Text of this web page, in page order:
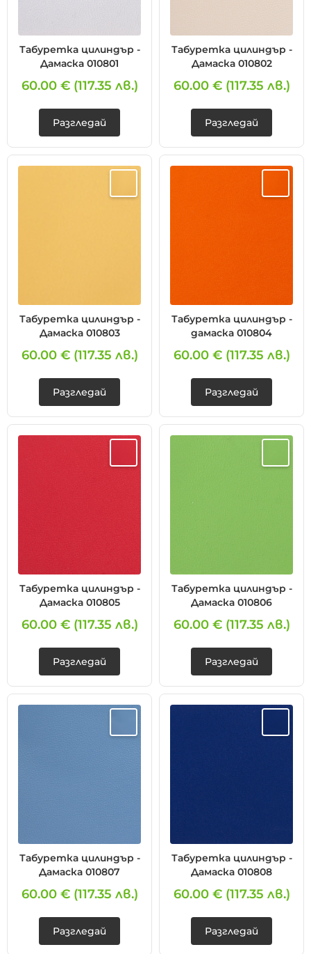
Табуретка цилиндър -
Дамаска 010801
60.00 € (117.35 лв.)
Разгледай
Табуретка цилиндър -
Дамаска 010802
60.00 € (117.35 лв.)
Разгледай
Табуретка цилиндър -
Дамаска 010803
60.00 € (117.35 лв.)
Разгледай
Табуретка цилиндър -
дамаска 010804
60.00 € (117.35 лв.)
Разгледай
Табуретка цилиндър -
Дамаска 010805
60.00 € (117.35 лв.)
Разгледай
Табуретка цилиндър -
Дамаска 010806
60.00 € (117.35 лв.)
Разгледай
Табуретка цилиндър -
Дамаска 010807
60.00 € (117.35 лв.)
Разгледай
Табуретка цилиндър -
Дамаска 010808
60.00 € (117.35 лв.)
Разгледай